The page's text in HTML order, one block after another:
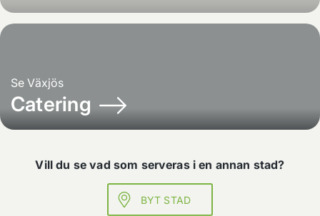
SeVäxjös
Catering
Vill du se vad som serveras i en annan stad?
BYT STAD